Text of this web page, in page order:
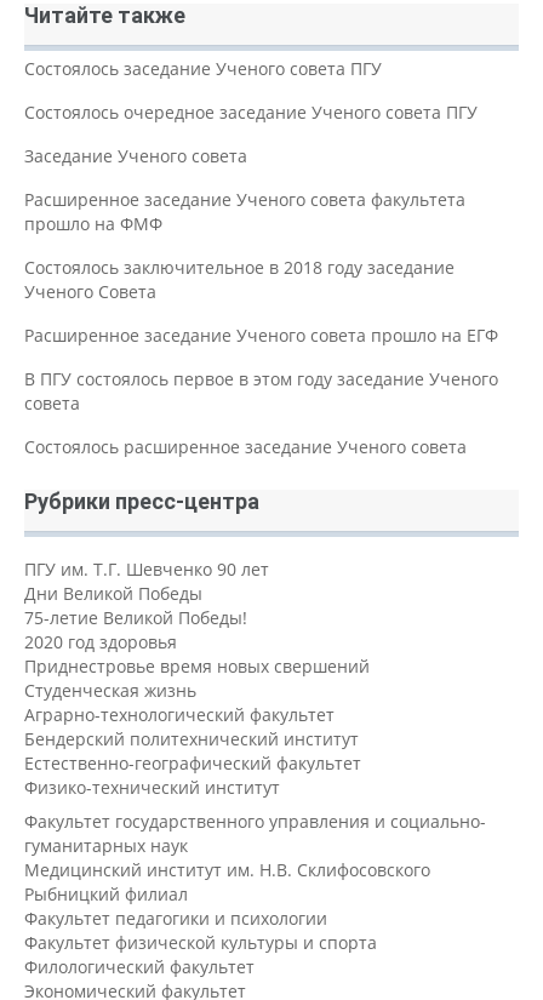
Читайте также
Состоялось заседание Ученого совета ПГУ
Состоялось очередное заседание Ученого совета ПГУ
Заседание Ученого совета
Расширенное заседание Ученого совета факультета
прошло на ФМФ
Состоялось заключительное в 2018 году заседание
Ученого Совета
Расширенное заседание Ученого совета прошло на ЕГФ
В ПГУ состоялось первое в этом году заседание Ученого
совета
Состоялось расширенное заседание Ученого совета
Рубрики пресс-центра
ПГУ им. Т.Г. Шевченко 90 лет
Дни Великой Победы
75-летие Великой Победы!
2020 год здоровья
Приднестровье время новых свершений
Студенческая жизнь
Аграрно-технологический факультет
Бендерский политехнический институт
Естественно-географический факультет
Физико-технический институт
Факультет государственного управления и социально-
гуманитарных наук
Медицинский институт им. Н.В. Склифосовского
Рыбницкий филиал
Факультет педагогики и психологии
Факультет физической культуры и спорта
Филологический факультет
Экономический факультет